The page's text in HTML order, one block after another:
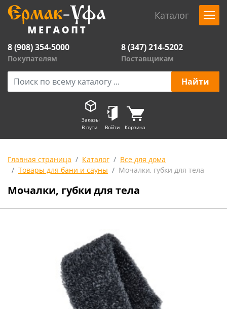
Каталог
8 (908) 354-5000
Покупателям
8 (347) 214-5202
Поставщикам
Заказы
В пути
Войти Корзина
Главная страница Каталог
Все для дома
Товары для бани и сауны
Мочалки, губки для тела
Мочалки, губки для тела